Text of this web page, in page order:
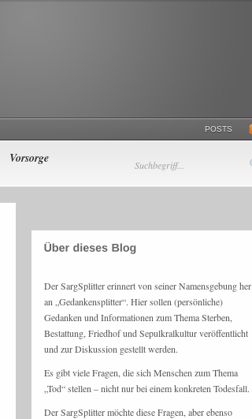
POSTS
Vorsorge
Der SargSplitter erinnert von seiner Namensgebung her
an „Gedankensplitter“. Hier sollen (persönliche)
Gedanken und Informationen zum Thema Sterben,
Bestattung, Friedhof und Sepulkralkultur veröffentlicht
und zur Diskussion gestellt werden.
Es gibt viele Fragen, die sich Menschen zum Thema
„Tod“ stellen – nicht nur bei einem konkreten Todesfall.
Der SargSplitter möchte diese Fragen, aber ebenso